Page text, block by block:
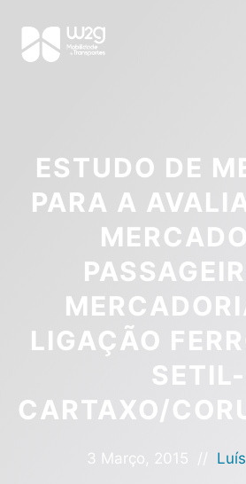
ESTUDO DE
PARA A
LIGAÇÃO
SETIL-
CARTAXO/
3 Março, 2015 //